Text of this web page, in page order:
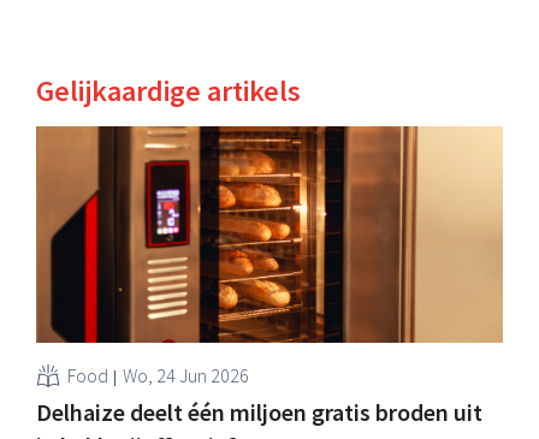
Gelijkaardige artikels
Food Wo, 24 Jun 2026
Delhaize deelt één miljoen gratis broden uit